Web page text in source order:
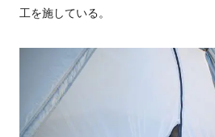
工を施している。